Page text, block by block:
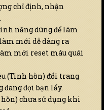
chỉ định, nhận
năng dùng để làm
mới dễ dàng ra
mới reset máu quái
(Tinh hồn) đổi trang
đang đợi bạn lấy.
hồn) chưa sử dụng khi